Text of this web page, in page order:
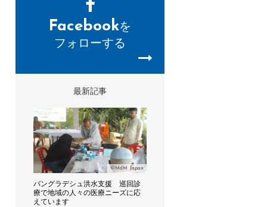
Facebookを
フォローする
最新記事
©MdM Japan
バングラデシュ洪水支援 巡回診
療で地域の人々の医療ニーズに応
えています